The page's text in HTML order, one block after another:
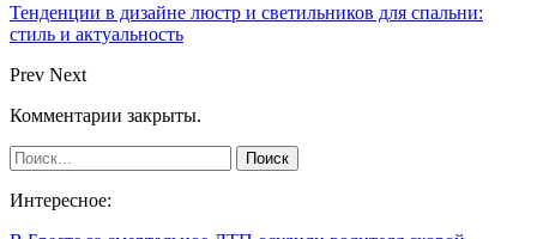
Тенденции в дизайне люстр и светильников для спальни:
стиль и актуальность
Prev Next
Комментарии закрыты.
Интересное: